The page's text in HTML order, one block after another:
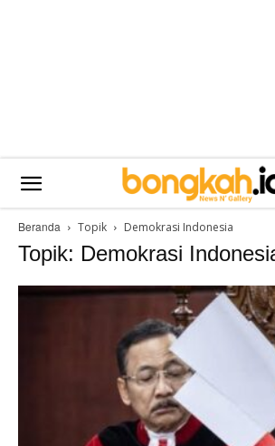
Beranda Topik Demokrasi Indonesia
Topik: Demokrasi